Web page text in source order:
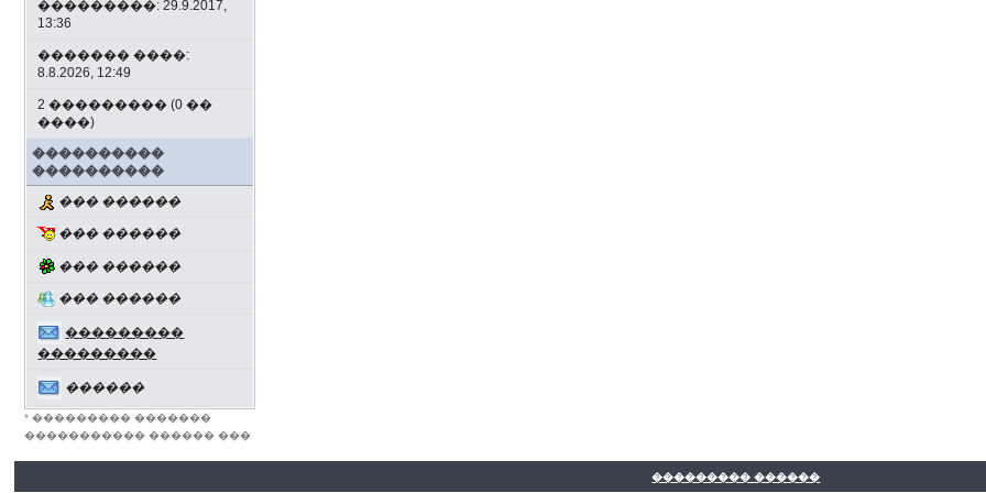
���������: 29.9.2017,
13:36
������� ����:
8.8.2026, 12:49
2 ��������� (0 ��
����)
����������
����������
��� ������
��� ������
��� ������
��� ������
���������
���������
������
* ��������� �������
����������� ������ ���
��������� ������